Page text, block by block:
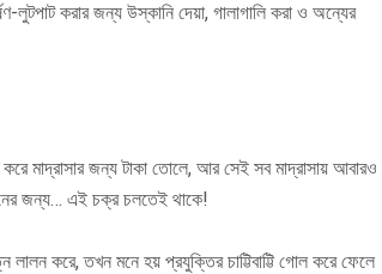
লুটপাট করার জন্য উস্কানি দেয়া, গালাগালি করা ও অন্যের
করে মাদ্রাসার জন্য টাকা তোলে, আর সেই সব মাদ্রাসায় আবারও
জন্য… এই চক্র চলতেই থাকে!
করে, তখন মনে হয় প্রযুক্তির চাট্টিবাট্টি গোল করে ফেলে